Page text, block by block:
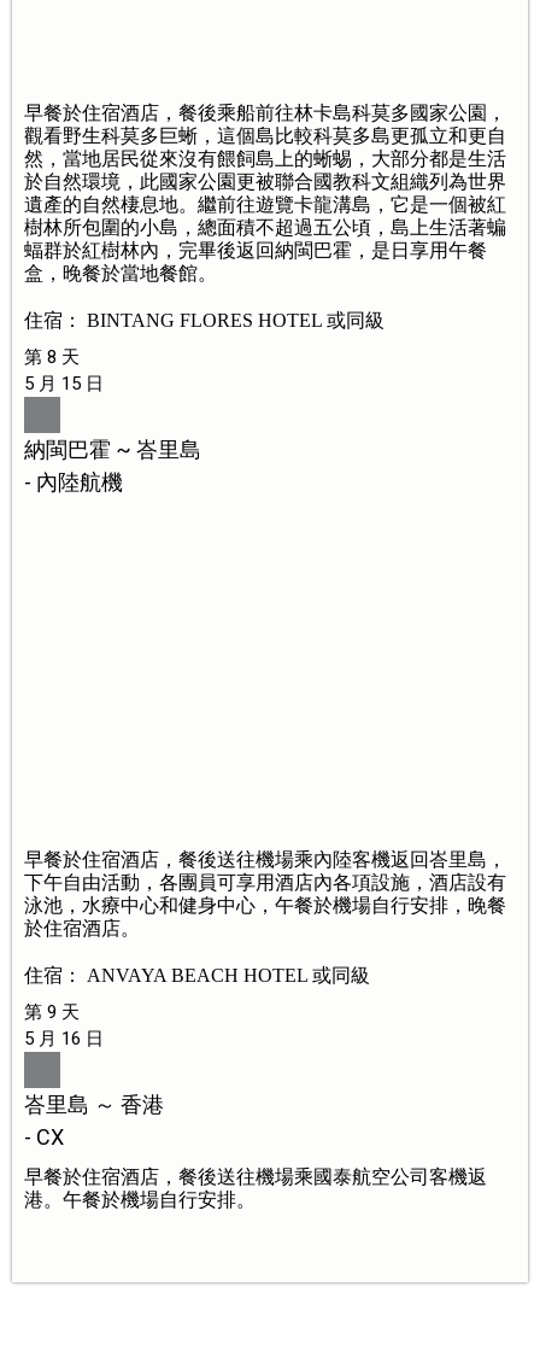
早餐於住宿酒店，餐後乘船前往林卡島科莫多國家公園，
觀看野生科莫多巨蜥，這個島比較科莫多島更孤立和更自
然，當地居民從來沒有餵飼島上的蜥蜴，大部分都是生活
於自然環境，此國家公園更被聯合國教科文組織列為世界
遺產的自然棲息地。繼前往遊覽卡龍溝島，它是一個被紅
樹林所包圍的小島，總面積不超過五公頃，島上生活著蝙
蝠群於紅樹林內，完畢後返回納閩巴霍，是日享用午餐
盒，晚餐於當地餐館。
住宿： BINTANG FLORES HOTEL 或同級
第 8 天
5 月 15 日
納閩巴霍 ~ 峇里島
- 內陸航機
早餐於住宿酒店，餐後送往機場乘內陸客機返回峇里島，
下午自由活動，各團員可享用酒店內各項設施，酒店設有
泳池，水療中心和健身中心，午餐於機場自行安排，晚餐
於住宿酒店。
住宿： ANVAYA BEACH HOTEL 或同級
第 9 天
5 月 16 日
峇里島 ～ 香港
- CX
早餐於住宿酒店，餐後送往機場乘國泰航空公司客機返
港。午餐於機場自行安排。